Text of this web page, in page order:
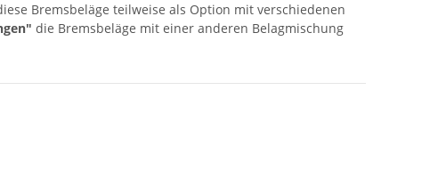
Bremsbeläge teilweise als Option mit verschiedenen
die Bremsbeläge mit einer anderen Belagmischung